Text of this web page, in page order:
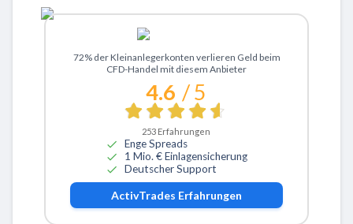
Zu ActivTrades
72% der Kleinanlegerkonten verlieren Geld beim
CFD-Handel mit diesem Anbieter
4.6 / 5
253 Erfahrungen
Enge Spreads
1 Mio. € Einlagensicherung
Deutscher Support
ActivTrades Erfahrungen